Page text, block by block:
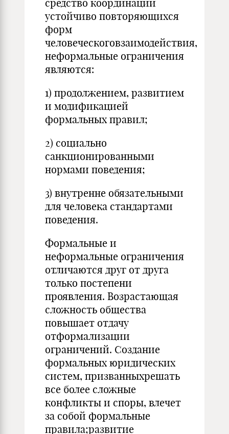
средство координации
устойчиво повторяющихся
форм
человеческоговзаимодействия,
неформальные ограничения
являются:
1) продолжением, развитием
и модификацией
формальных правил;
2) социально
санкционированными
нормами поведения;
3) внутренне обязательными
для человека стандартами
поведения.
Формальные и
неформальные ограничения
отличаются друг от друга
только постепени
проявления. Возрастающая
сложность общества
повышает отдачу
отформализации
ограничений. Создание
формальных юридических
систем, призванныхрешать
все более сложные
конфликты и споры, влечет
за собой формальные
правила;развитие